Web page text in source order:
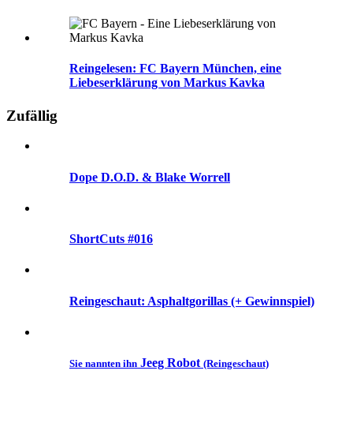
Reingelesen: FC Bayern München, eine
Liebeserklärung von Markus Kavka
Zufällig
Dope D.O.D. & Blake Worrell
ShortCuts #016
Reingeschaut: Asphaltgorillas (+ Gewinnspiel)
Sie nannten ihn Jeeg Robot (Reingeschaut)